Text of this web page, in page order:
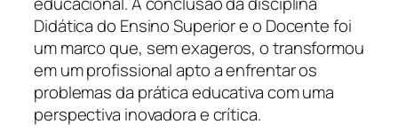
Didática do Ensino Superior e o Docente foi
um marco que, sem exageros, o transformou
em um profissional apto a enfrentar os
problemas da prática educativa com uma
perspectiva inovadora e crítica.